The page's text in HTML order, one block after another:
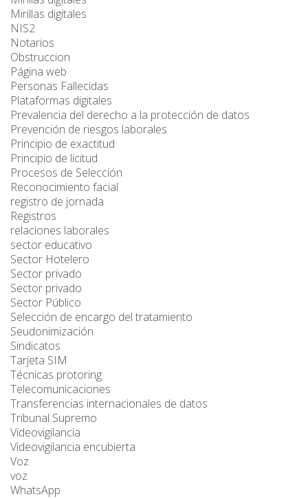
Mirillas digitales
NIS2
Notarios
Obstruccion
Página web
Personas Fallecidas
Plataformas digitales
Prevalencia del derecho a la protección de datos
Prevención de riesgos laborales
Principio de exactitud
Principio de licitud
Procesos de Selección
Reconocimiento facial
registro de jornada
Registros
relaciones laborales
sector educativo
Sector Hotelero
Sector privado
Sector privado
Sector Público
Selección de encargo del tratamiento
Seudonimización
Sindicatos
Tarjeta SIM
Técnicas protoring
Telecomunicaciones
Transferencias internacionales de datos
Tribunal Supremo
Videovigilancia
Videovigilancia encubierta
Voz
voz
WhatsApp